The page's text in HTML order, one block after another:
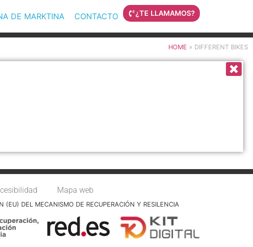
DE MARKTINA CONTACTO ¿TE LLAMAMOS?
HOME » DIFFERENT BIKES
Mapa web
DEL MECANISMO DE RECUPERACIÓN Y RESILENCIA